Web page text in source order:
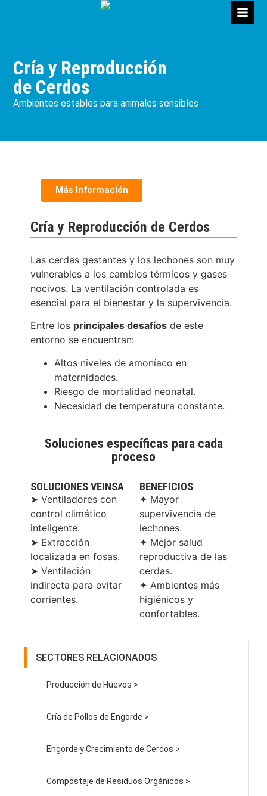
Cría y Reproducción
de Cerdos
Ambientes estables para animales sensibles
SECTORES RELACIONADOS
Producción de Huevos >
Cría de Pollos de Engorde >
Engorde y Crecimiento de Cerdos >
Compostaje de Residuos Orgánicos >
Cría y Reproducción de Cerdos
Las cerdas gestantes y los lechones son muy
vulnerables a los cambios térmicos y gases
nocivos. La ventilación controlada es
esencial para el bienestar y la supervivencia.
Entre los principales desafíos de este
entorno se encuentran:
Altos niveles de amoníaco en
maternidades.
Riesgo de mortalidad neonatal.
Necesidad de temperatura constante.
Más Información
Soluciones específicas para cada
proceso
SOLUCIONES VEINSA
➤ Ventiladores con
control climático
inteligente.
➤ Extracción
localizada en fosas.
➤ Ventilación
indirecta para evitar
corrientes.
BENEFICIOS
✦ Mayor
supervivencia de
lechones.
✦ Mejor salud
reproductiva de las
cerdas.
✦ Ambientes más
higiénicos y
confortables.